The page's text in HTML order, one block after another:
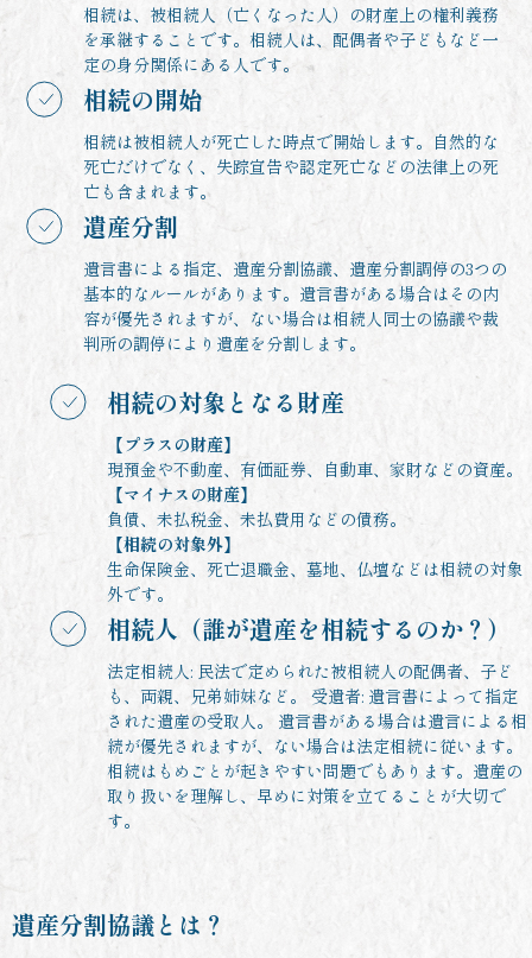
相続は、被相続人（亡くなった人）の財産上の権利義務
を承継することです。相続人は、配偶者や子どもなど一
定の身分関係にある人です。
相続の開始
相続は被相続人が死亡した時点で開始します。自然的な
死亡だけでなく、失踪宣告や認定死亡などの法律上の死
亡も含まれます。
遺産分割
遺言書による指定、遺産分割協議、遺産分割調停の3つの
基本的なルールがあります。遺言書がある場合はその内
容が優先されますが、ない場合は相続人同士の協議や裁
判所の調停により遺産を分割します。
相続の対象となる財産
【プラスの財産】
現預金や不動産、有価証券、自動車、家財などの資産。
【マイナスの財産】
負債、未払税金、未払費用などの債務。
【相続の対象外】
生命保険金、死亡退職金、墓地、仏壇などは相続の対象
外です。
相続人（誰が遺産を相続するのか？）
法定相続人: 民法で定められた被相続人の配偶者、子ど
も、両親、兄弟姉妹など。 受遺者: 遺言書によって指定
された遺産の受取人。 遺言書がある場合は遺言による相
続が優先されますが、ない場合は法定相続に従います。
相続はもめごとが起きやすい問題でもあります。遺産の
取り扱いを理解し、早めに対策を立てることが大切で
す。
遺産分割協議とは？